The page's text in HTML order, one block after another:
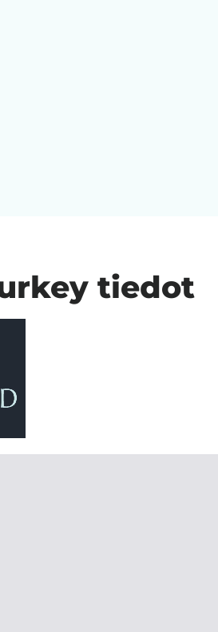
tiedot